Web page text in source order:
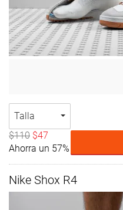
Talla
$110 $47
Ahorra un 57%
Nike Shox R4